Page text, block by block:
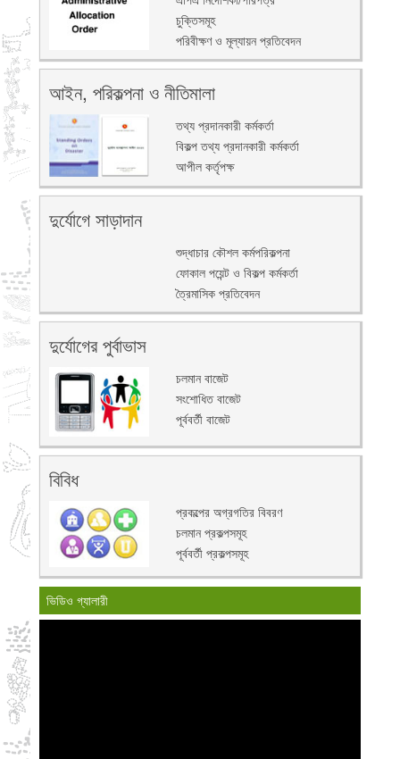
চুক্তিসমূহ
পরিবীক্ষণ ও মূল্যায়ন প্রতিবেদন
আইন, পরিকল্পনা ও নীতিমালা
তথ্য প্রদানকারী কর্মকর্তা
বিকল্প তথ্য প্রদানকারী কর্মকর্তা
আপীল কর্তৃপক্ষ
দুর্যোগে সাড়াদান
শুদ্ধাচার কৌশল কর্মপরিকল্পনা
ফোকাল পয়েন্ট ও বিকল্প কর্মকর্তা
ত্রৈমাসিক প্রতিবেদন
দুর্যোগের পুর্বাভাস
চলমান বাজেট
সংশোধিত বাজেট
পূর্ববর্তী বাজেট
বিবিধ
প্রকল্পের অগ্রগতির বিবরণ
চলমান প্রকল্পসমূহ
পূর্ববর্তী প্রকল্পসমূহ
ভিডিও গ্যালারী